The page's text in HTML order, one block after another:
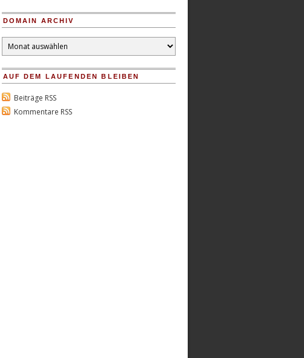
DOMAIN ARCHIV
Domain
Archiv
AUF DEM LAUFENDEN BLEIBEN
Beiträge RSS
Kommentare RSS